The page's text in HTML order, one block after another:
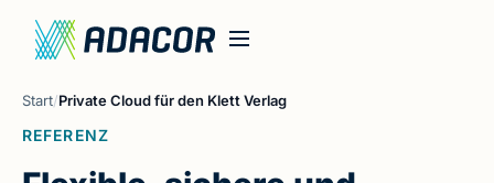
Start/Private Cloud für den Klett Verlag
REFERENZ